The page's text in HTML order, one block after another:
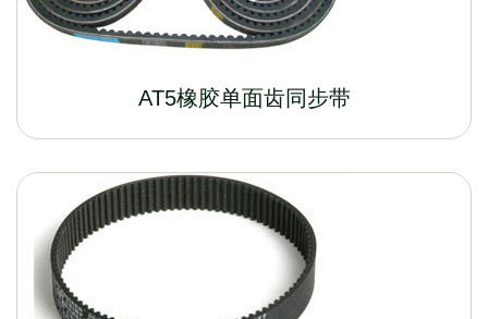
AT5橡胶单面齿同步带